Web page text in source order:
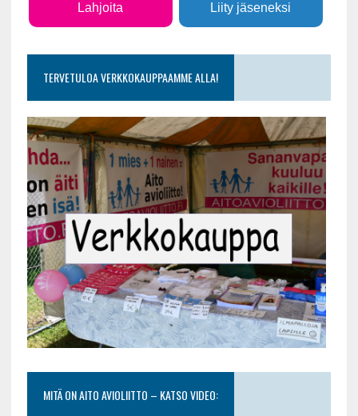
Lahjoita Liity jäseneksi
TERVETULOA VERKKOKAUPPAAMME ALLA!
MITÄ ON AITO AVIOLIITTO – KATSO VIDEO: